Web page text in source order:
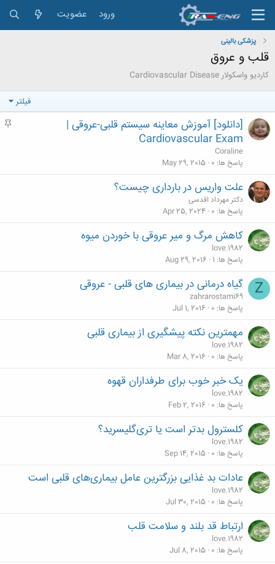
ورود عضویت
پزشکی بالینی
قلب و عروق
كارديو واسكولار Cardiovascular Disease
فیلتر
م
[دانلود] آموزش معاینه سیستم قلبی-عروقی |
Cardiovascular Exam
Coraline
پاسخ ها 0
May 29, 2015
علت واریس در بارداری چیست؟
دکتر مهرداد اقدسی
پاسخ ها 0
Apr 25, 2024
کاهش مرگ‌ و‌ میر عروقی با خوردن میوه
love.1982
پاسخ ها 1
Aug 29, 2016
Z گیاه درمانی در بیماری های قلبی - عروقی
zahrarostami69
پاسخ ها 0
Jul 1, 2016
مهمترین نکته پیشگیری از بیماری قلبی
love.1982
پاسخ ها 0
Mar 8, 2016
یک خبر خوب برای طرفداران قهوه
love.1982
پاسخ ها 0
Feb 2, 2016
کلسترول بدتر است یا تری‌گلیسرید؟
love.1982
پاسخ ها 0
Sep 14, 2015
عادات بد غذایی بزرگترین عامل بیماری‌های قلبی است
love.1982
پاسخ ها 0
Jul 30, 2015
ارتباط قد بلند و سلامت قلب
love.1982
پاسخ ها 0
Jul 8, 2015